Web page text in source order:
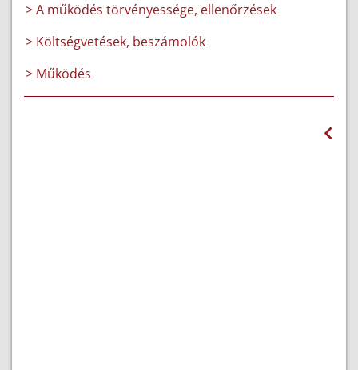
> A működés törvényessége, ellenőrzések
> Költségvetések, beszámolók
> Működés